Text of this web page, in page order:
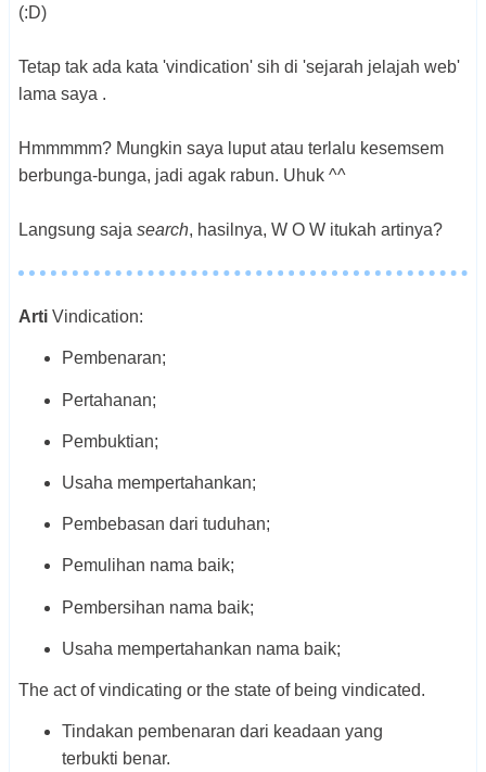
(:D)
Tetap tak ada kata 'vindication' sih di 'sejarah jelajah web'
lama saya .
Hmmmmm? Mungkin saya luput atau terlalu kesemsem
berbunga-bunga, jadi agak rabun. Uhuk ^^
Langsung saja search, hasilnya, W O W itukah artinya?
Arti Vindication:
Pembenaran;
Pertahanan;
Pembuktian;
Usaha mempertahankan;
Pembebasan dari tuduhan;
Pemulihan nama baik;
Pembersihan nama baik;
Usaha mempertahankan nama baik;
The act of vindicating or the state of being vindicated.
Tindakan pembenaran dari keadaan yang
terbukti benar.